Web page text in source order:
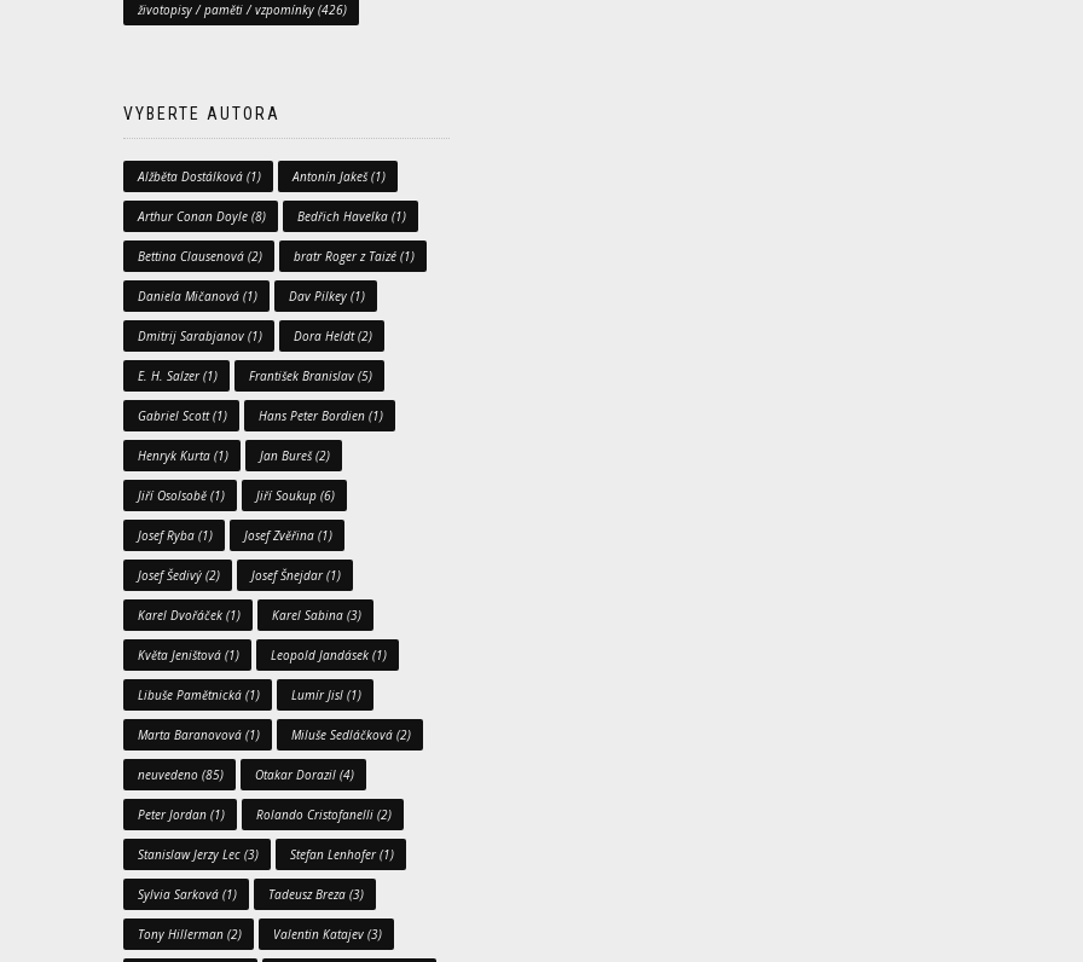
životopisy / paměti / vzpomínky (426)
VYBERTE AUTORA
Alžběta Dostálková (1) Antonín Jakeš(1)
Arthur Conan Doyle (8) Bedřich Havelka (1)
Bettina Clausenová (2) bratr Roger z Taizé (1)
Daniela Mičanová (1) Dav Pilkey (1)
Dmitrij Sarabjanov (1) Dora Heldt(2)
E. H. Salzer(1) František Branislav (5)
Gabriel Scott(1) Hans Peter Bordien (1)
Henryk Kurta (1) Jan Bureš(2)
Jiří Osolsobě (1) Jiří Soukup (6)
Josef Ryba (1) Josef Zvěřina (1)
Josef Šedivý (2) Josef Šnejdar(1)
Karel Dvořáček (1) Karel Sabina (3)
Květa Jeništová (1) Leopold Jandásek (1)
Libuše Pamětnická (1) Lumír Jisl (1)
Marta Baranovová (1) Miluše Sedláčková (2)
neuvedeno (85) Otakar Dorazil (4)
Peter Jordan (1) Rolando Cristofanelli (2)
Stanislaw Jerzy Lec (3) Stefan Lenhofer(1)
Sylvia Sarková (1) Tadeusz Breza (3)
Tony Hillerman (2) Valentin Katajev (3)